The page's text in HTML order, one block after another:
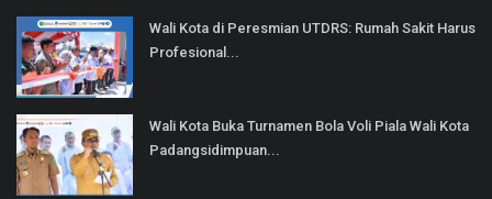
Wali Kota di Peresmian UTDRS: Rumah Sakit Harus
Profesional...
Wali Kota Buka Turnamen Bola Voli Piala Wali Kota
Padangsidimpuan...